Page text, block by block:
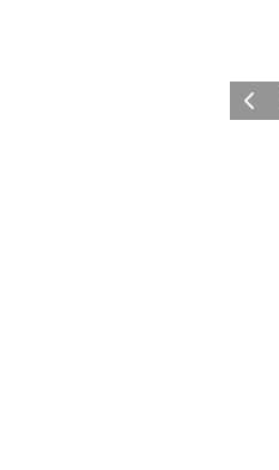
Vorige